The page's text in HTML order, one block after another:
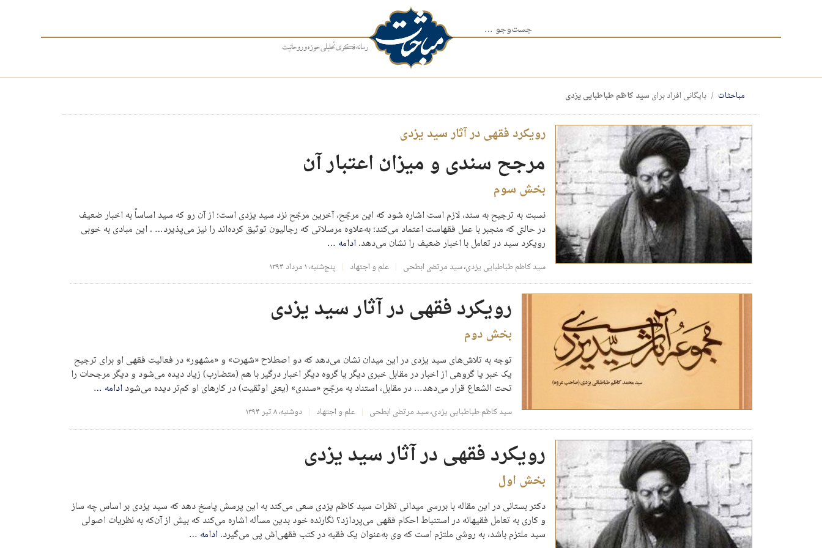
جست‌وجو برای:
مباحثات بایگانی افراد برای سید کاظم طباطبایی یزدی
رویکرد فقهی در آثار سید یزدی
مرجح سندی و میزان اعتبار آن
بخش سوم
نسبت به ترجیح به سند، لازم است اشاره شود که این مرجّح، آخرین مرجّح نزد سید یزدی است؛ از آن رو که سید اساساً به اخبار ضعیف
در حالتی که منجبر با عمل فقهاست اعتماد می‌کند؛ به‌علاوه مرسلاتی که رجالیون توثیق کرده‌اند را نیز می‌پذیرد… . این مبادی به خوبی
رویکرد سید در تعامل با اخبار ضعیف را نشان می‌دهد.ادامه …
سید کاظم طباطبایی یزدی،سید مرتضی ابطحی علم و اجتهاد پنج‌شنبه، ۱ مرداد ۱۳۹۴
رویکرد فقهی در آثار سید یزدی
بخش دوم
توجه به تلاش‌های سید یزدی در این میدان نشان می‌دهد که دو اصطلاح «شهرت» و «مشهور» در فعالیت فقهی او برای ترجیح
یک خبر یا گروهی از اخبار در مقابل خبری دیگر یا گروه دیگر اخبار درگیر با هم (متضارب) زیاد دیده می‌شود و دیگر مرجحات را
تحت الشعاع قرار می‌دهد… در مقابل، استناد به مرجّح «سندی» (یعنی اوثقیت) در کارهای او کم‌تر دیده می‌شودادامه …
سید کاظم طباطبایی یزدی،سید مرتضی ابطحی علم و اجتهاد دوشنبه، ۸ تیر ۱۳۹۴
رویکرد فقهی در آثار سید یزدی
بخش اول
دکتر بستانی در این مقاله با بررسی میدانی تظرات سید کاظم یزدی سعی می‌کند به این پرسش پاسخ دهد که سید یزدی بر اساس چه ساز
و کاری به تعامل فقیهانه در استنباط احکام فقهی می‌پردازد؟ نگارنده خود بدین مسأله اشاره می‌کند که بیش از آن‌که به نظریات اصولی
سید ملتزم باشد، به روشی ملتزم است که وی به‌عنوان یک فقیه در کتب فقهی‌اش پی می‌گیرد.ادامه …